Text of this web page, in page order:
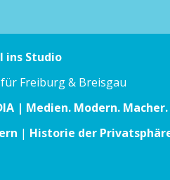
ins Studio
Freiburg & Breisgau
| Medien. Modern. Macher.
| Historie der